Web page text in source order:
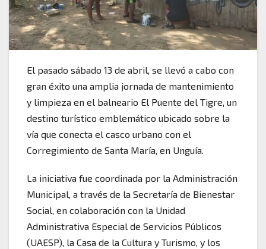
El pasado sábado 13 de abril, se llevó a cabo con
gran éxito una amplia jornada de mantenimiento
y limpieza en el balneario El Puente del Tigre, un
destino turístico emblemático ubicado sobre la
vía que conecta el casco urbano con el
Corregimiento de Santa María, en Unguía.
La iniciativa fue coordinada por la Administración
Municipal, a través de la Secretaría de Bienestar
Social, en colaboración con la Unidad
Administrativa Especial de Servicios Públicos
(UAESP), la Casa de la Cultura y Turismo, y los